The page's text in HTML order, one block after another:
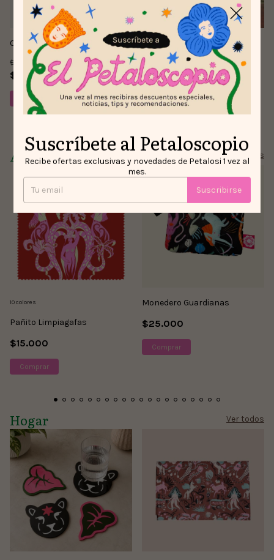
Chaqueta Líbrame del Mal
$170.000
$195.000
13% OFF
Comprar
Hoodie Amix
$85.000
$150.000
43% OFF
Comprar
Accesorios Ver todos
Pañito Limpiagafas
$15.000
10 colores
Comprar
Monedero Guardianas
$25.000
Hogar Ver todos
Suscríbete al Petaloscopio
Recibe ofertas exclusivas y novedades de Petalosi 1 vez al
mes.
Suscribirse